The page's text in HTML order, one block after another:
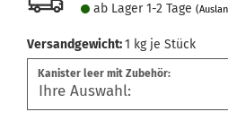
ab Lager 1-2 Tage
Versandgewicht:1 kg je Stück
Kanister leer mit Zubehör: